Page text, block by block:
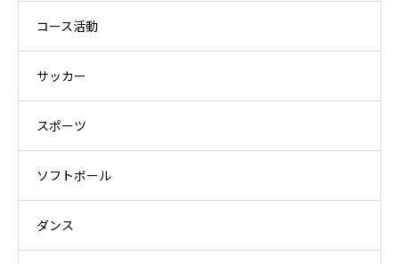
コース活動
サッカー
スポーツ
ソフトボール
ダンス